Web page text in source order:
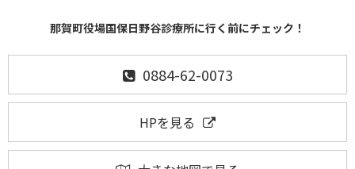
那賀町役場国保日野谷診療所に行く前にチェック！
0884-62-0073
HPを見る